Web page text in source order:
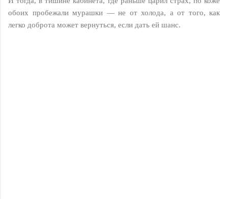
обоих пробежали мурашки — не от холода, а от того, как
легко доброта может вернуться, если дать ей шанс.